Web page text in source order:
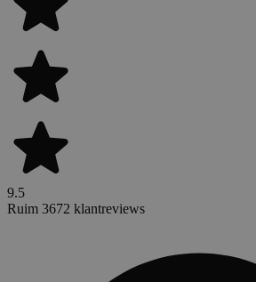
9.5
Ruim 3672 klantreviews